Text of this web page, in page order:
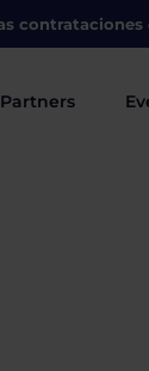
contrataciones
Partners